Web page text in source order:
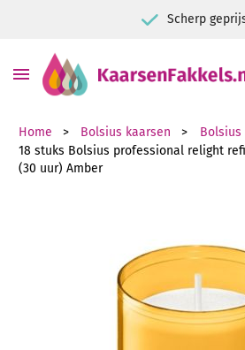
Scherp
Home Bolsius kaarsen
Bolsius
18 stuks Bolsius professional relight
(30 uur) Amber